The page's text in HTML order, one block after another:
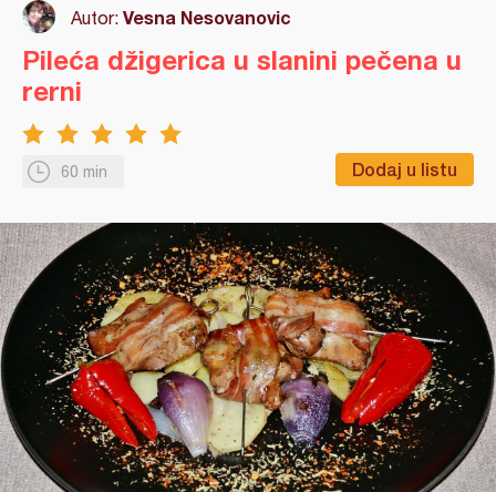
Autor: Vesna Nesovanovic
60 min Dodaj u listu
Pileća džigerica u slanini pečena u
rerni